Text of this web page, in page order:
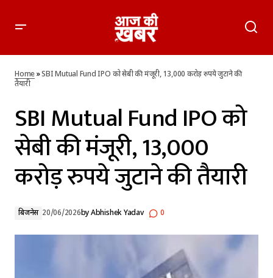
की तैयारी
Home»SBI Mutual Fund IPO को सेबी की मंजूरी, 13,000 करोड़ रुपये जुटाने की
तैयारी
SBI Mutual Fund IPO को
सेबी की मंजूरी, 13,000
करोड़ रुपये जुटाने की तैयारी
बिजनेस 20/06/2026byAbhishek Yadav 0